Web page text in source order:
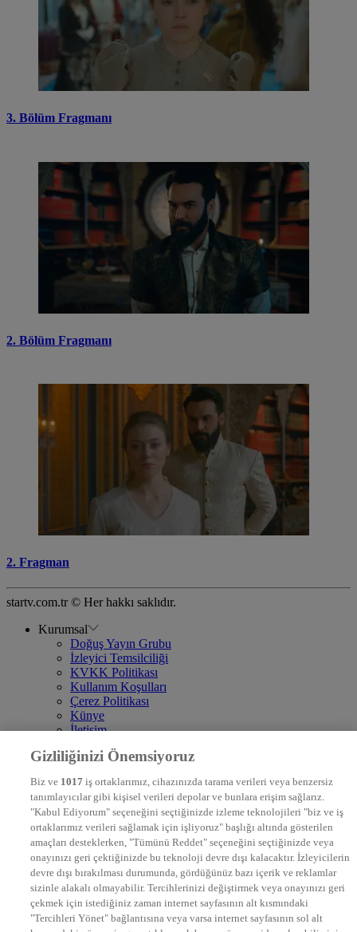
3. Bölüm Fragmanı
2. Bölüm Fragmanı
2. Fragman
startv.com.tr © Her hakkı saklıdır.
Kurumsal
Doğuş Yayın Grubu
İzleyici Temsilciliği
KVKK Politikası
Kullanım Koşulları
Çerez Politikası
Künye
İletişim
DYG Televizyonlar
STAR
EURO STAR
KRAL POP TV
DYG Radyolar
NTV RADYO
KRAL FM
KRAL POP
EKSEN
VOYAGE
DYG Dijital
Gizliliğinizi Önemsiyoruz
Biz ve 1017 iş ortaklarımız, cihazınızda tarama verileri veya benzersiz
tanımlayıcılar gibi kişisel verileri depolar ve bunlara erişim sağlarız.
"Kabul Ediyorum" seçeneğini seçtiğinizde izleme teknolojileri "biz ve iş
ortaklarımız verileri sağlamak için işliyoruz" başlığı altında gösterilen
amaçları desteklerken, "Tümünü Reddet" seçeneğini seçtiğinizde veya
onayınızı geri çektiğinizde bu teknoloji devre dışı kalacaktır. İzleyicilerin
devre dışı bırakılması durumunda, gördüğünüz bazı içerik ve reklamlar
sizinle alakalı olmayabilir. Tercihlerinizi değiştirmek veya onayınızı geri
çekmek için istediğiniz zaman internet sayfasının alt kısmındaki
"Tercihleri Yönet" bağlantısına veya varsa internet sayfasının sol alt